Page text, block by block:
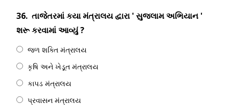
36. તાજેતરમાં કયા મંત્રાલય દ્વારા ' સુજલામ અભિયાન '
શરૂ કરવામાં આવ્યું ?
જળ શક્તિ મંત્રાલય
કૃષિ અને ખેડૂત મંત્રાલય
કાપડ મંત્રાલય
પ્રવાસન મંત્રાલય